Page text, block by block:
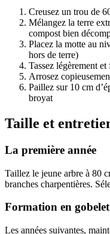
Creusez un trou de
Mélangez la terre
compost bien
Placez la motte au
hors de terre)
Tassez légèrement
Arrosez
Paillez sur 10 cm
broyat
Taille et
La première année
Taillez le jeune arbre à 80
branches charpentières.
Formation en gobelet
Les années suivantes,